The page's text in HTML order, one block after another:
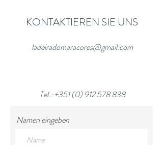
KONTAKTIEREN SIE UNS
ladeiradomaracores@gmail.com
Tel.: +351 (0) 912 578 838
Namen eingeben